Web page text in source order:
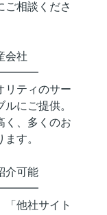
ご相談くださ
会社
リティのサー
にご提供。
く、多くのお
す。
介可能
「他社サイト